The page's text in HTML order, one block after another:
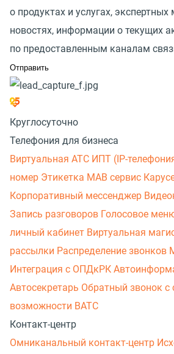
о продуктах и услугах, экспертных
новостях, информации о текущих
по предоставленным каналам
Круглосуточно
Телефония для бизнеса
Виртуальная АТС ИПТ (IP-
номер Этикетка МАВ сервис
Корпоративный мессенджер
Запись разговоров Голосовое
личный кабинет Виртуальная
рассылки Распределение звонков
Интеграция с ОПДкРК
Автосекретарь Обратный звонок с
возможности ВАТС
Контакт-центр
Омниканальный контакт-центр